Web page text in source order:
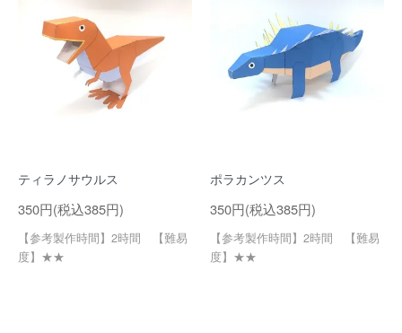
ティラノサウルス
350円(税込385円)
【参考製作時間】2時間 【難易
度】★★
ポラカンツス
350円(税込385円)
【参考製作時間】2時間 【難易
度】★★